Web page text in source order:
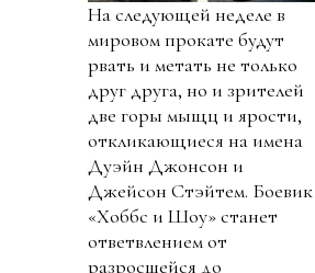
На следующей неделе в
мировом прокате будут
рвать и метать не только
друг друга, но и зрителей
две горы мыщц и ярости,
откликающиеся на имена
Дуэйн Джонсон и
Джейсон Стэйтем. Боевик
«Хоббс и Шоу» станет
ответвлением от
разросшейся до